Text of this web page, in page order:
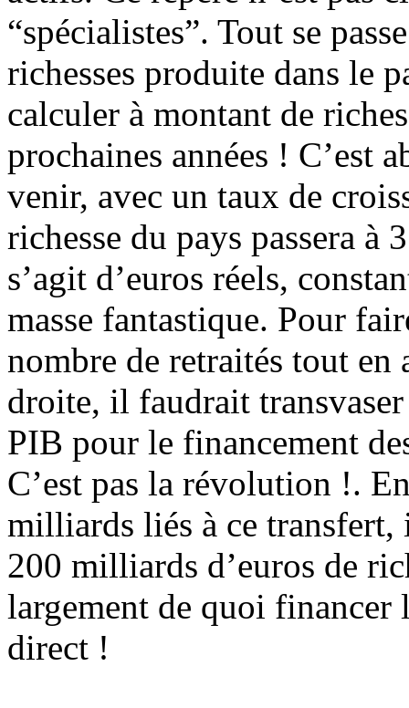
“spécialistes”. Tout se
richesses produite dans le
calculer à montant de
prochaines années ! C’est
venir, avec un taux de
richesse du pays passera
s’agit d’euros réels,
masse fantastique. Pour
nombre de retraités tout en
droite, il faudrait
PIB pour le financement
C’est pas la révolution !.
milliards liés à ce transfert,
200 milliards d’euros de
largement de quoi financer
direct !